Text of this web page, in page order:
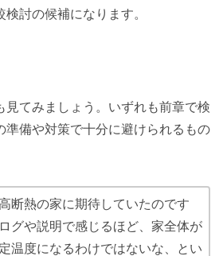
討の候補になります。
見てみましょう。いずれも前章で検
準備や対策で十分に避けられるもの
断熱の家に期待していたのです
グや説明で感じるほど、家全体が
温度になるわけではないな、とい